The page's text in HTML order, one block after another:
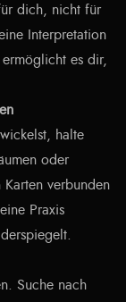
dich, nicht für
Interpretation
es dir,
halte
oder
verbunden
Praxis
Suche nach